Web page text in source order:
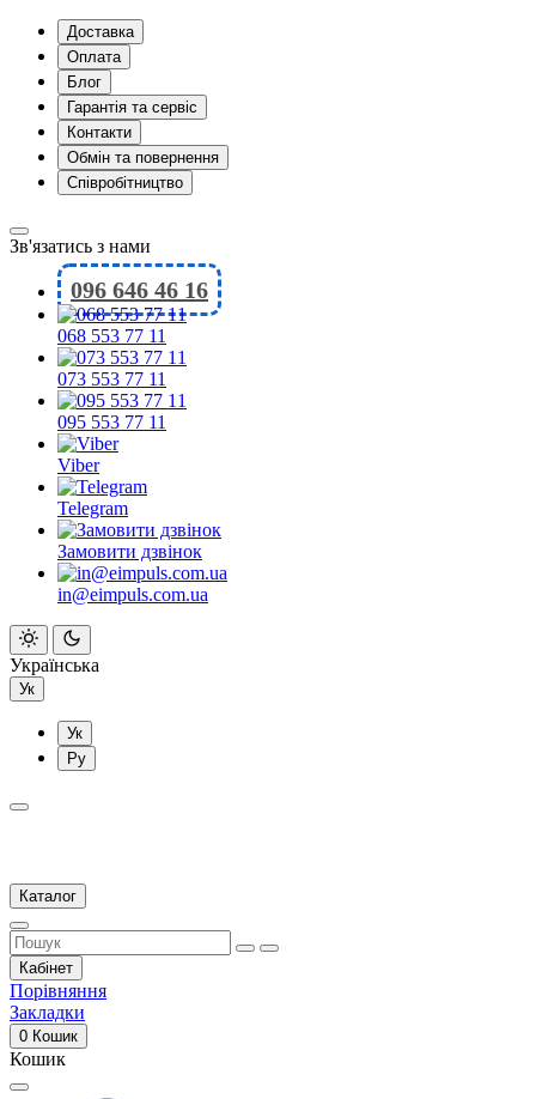
Доставка
Оплата
Блог
Гарантія та сервіс
Контакти
Обмін та повернення
Співробітництво
Зв'язатись з нами
096 646 46 16
068 553 77 11
073 553 77 11
095 553 77 11
Viber
Telegram
Замовити дзвінок
in@eimpuls.com.ua
Українська
Ук
Ук
Ру
Каталог
Кабінет
Порівняння
Закладки
0 Кошик
Кошик